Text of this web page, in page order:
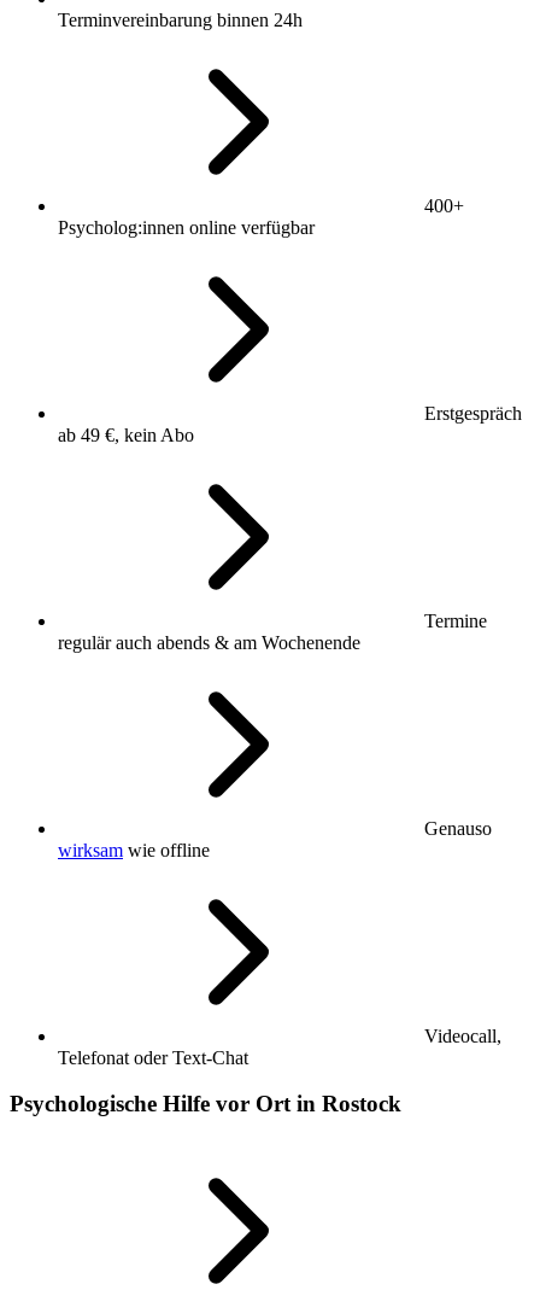
Terminvereinbarung binnen 24h
400+
Psycholog:innen online verfügbar
Erstgespräch
ab 49 €, kein Abo
Termine
regulär auch abends & am Wochenende
Genauso
wirksam wie offline
Videocall,
Telefonat oder Text-Chat
Psychologische Hilfe vor Ort in Rostock